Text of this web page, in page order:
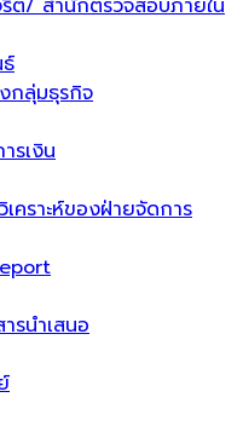
ริต/ สำนักตรวจสอบภายใน
กลุ่มธุรกิจ
รเงิน
คราะห์ของฝ่ายจัดการ
รนำเสนอ